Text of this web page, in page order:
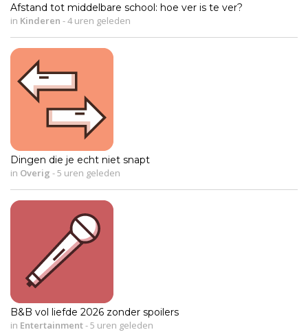
Afstand tot middelbare school: hoe ver is te ver?
in Kinderen -4 uren geleden
Dingen die je echt niet snapt
in Overig -5 uren geleden
B&B vol liefde 2026 zonder spoilers
in Entertainment-5 uren geleden